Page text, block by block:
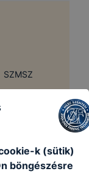
SZMSZ
k (sütik)
böngészésre